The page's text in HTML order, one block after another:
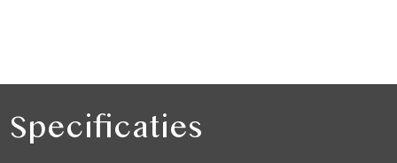
Specificaties